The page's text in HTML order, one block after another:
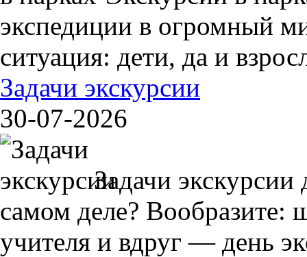
экспедиции в огромный
ситуация: дети, да и
Задачи экскурсии
30-07-2026
Задачи
самом деле? Вообразите:
учителя и вдруг — день